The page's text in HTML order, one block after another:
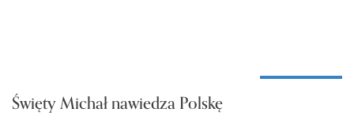
Święty Michał nawiedza Polskę